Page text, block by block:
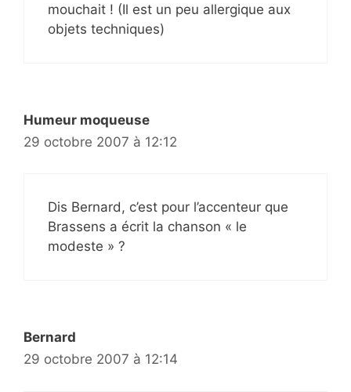
mouchait ! (Il est un peu allergique aux
objets techniques)
Humeur moqueuse
29 octobre 2007 à 12:12
Dis Bernard, c’est pour l’accenteur que
Brassens a écrit la chanson « le
modeste » ?
Bernard
29 octobre 2007 à 12:14